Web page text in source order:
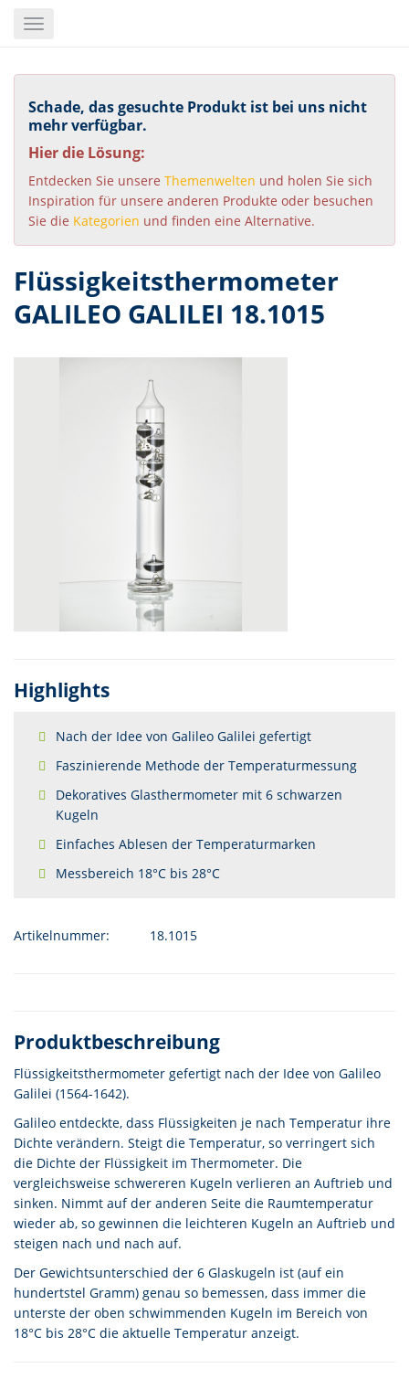
content
Toggle
Schade, das gesuchte Produkt ist bei uns nicht
mehr verfügbar.
Hier die Lösung:
Entdecken Sie unsere Themenwelten und holen Sie sich
Inspiration für unsere anderen Produkte oder besuchen
Sie die Kategorien und finden eine Alternative.
Flüssigkeitsthermometer
GALILEO GALILEI 18.1015
Highlights
Nach der Idee von Galileo Galilei gefertigt
Faszinierende Methode der Temperaturmessung
Dekoratives Glasthermometer mit 6 schwarzen
Kugeln
Einfaches Ablesen der Temperaturmarken
Messbereich 18°C bis 28°C
Artikelnummer: 18.1015
Produktbeschreibung
Flüssigkeitsthermometer gefertigt nach der Idee von Galileo
Galilei (1564-1642).
Galileo entdeckte, dass Flüssigkeiten je nach Temperatur ihre
Dichte verändern. Steigt die Temperatur, so verringert sich
die Dichte der Flüssigkeit im Thermometer. Die
vergleichsweise schwereren Kugeln verlieren an Auftrieb und
sinken. Nimmt auf der anderen Seite die Raumtemperatur
wieder ab, so gewinnen die leichteren Kugeln an Auftrieb und
steigen nach und nach auf.
Der Gewichtsunterschied der 6 Glaskugeln ist (auf ein
hundertstel Gramm) genau so bemessen, dass immer die
unterste der oben schwimmenden Kugeln im Bereich von
18°C bis 28°C die aktuelle Temperatur anzeigt.